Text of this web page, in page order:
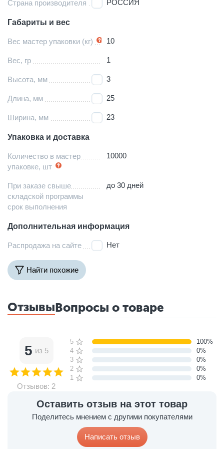
Страна производителя РОССИЯ
Габариты и вес
Вес мастер упаковки (кг) 10
Вес, гр 1
Высота, мм 3
Длина, мм 25
Ширина, мм 23
Упаковка и доставка
Количество в мастер
упаковке, шт
10000
При заказе свыше
складской программы
срок выполнения
до 30 дней
Дополнительная информация
Распродажа на сайте Нет
Найти похожие
ОтзывыВопросы о товаре
Оставить отзыв на этот товар
Поделитесь мнением с другими покупателями
Написать отзыв
5 из 5
Отзывов: 2
5 звёзд
100%
4 звезды
0%
3 звезды
0%
2 звезды
0%
1 звезда
0%